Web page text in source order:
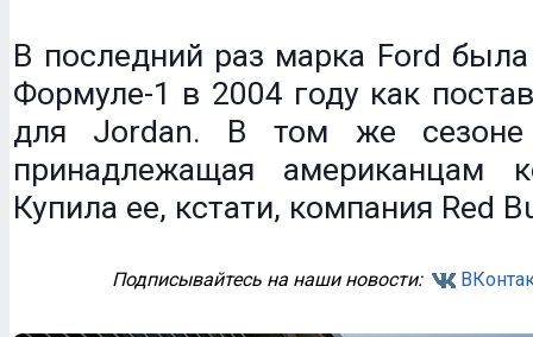
В последний раз марка Ford
Формуле-1 в 2004 году как
для Jordan. В том же сезоне
принадлежащая американцам
Купила ее, кстати, компания Red
Подписывайтесь на наши новости: